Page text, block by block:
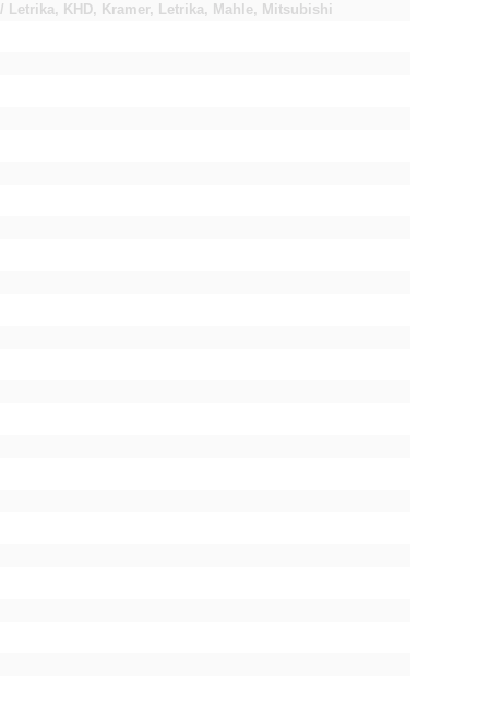
Letrika, KHD, Kramer, Letrika, Mahle, Mitsubishi